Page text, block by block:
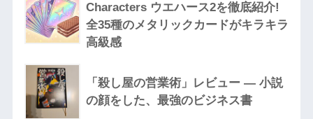
Characters ウエハース2を徹底紹介!
全35種のメタリックカードがキラキラ
高級感
「殺し屋の営業術」レビュー — 小説
の顔をした、最強のビジネス書